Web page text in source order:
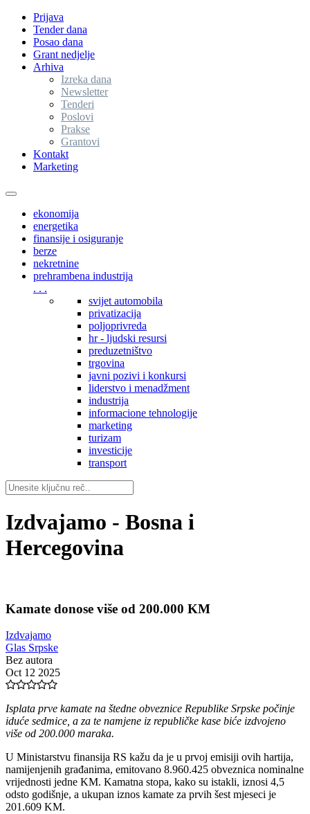
Prijava
Tender dana
Posao dana
Grant nedjelje
Arhiva
Izreka dana
Newsletter
Tenderi
Poslovi
Prakse
Grantovi
Kontakt
Marketing
Toggle
navigationekonomija
energetika
finansije i osiguranje
berze
nekretnine
prehrambena industrija
. . .
svijet automobila
privatizacija
poljoprivreda
hr - ljudski resursi
preduzetništvo
trgovina
javni pozivi i konkursi
liderstvo i menadžment
industrija
informacione tehnologije
marketing
turizam
investicije
transport
Izdvajamo - Bosna i
Hercegovina
Kamate donose više od 200.000 KM
Izdvajamo
Glas Srpske
Bez autora
Oct 12 2025
Isplata prve kamate na štedne obveznice Republike Srpske počinje
iduće sedmice, a za te namjene iz republičke kase biće izdvojeno
više od 200.000 maraka.
U Ministarstvu finansija RS kažu da je u prvoj emisiji ovih hartija,
namijenjenih građanima, emitovano 8.960.425 obveznica nominalne
vrijednosti jedne KM. Kamatna stopa, kako su istakli, iznosi 4,5
odsto godišnje, a ukupan iznos kamate za prvih šest mjeseci je
201.609 KM.